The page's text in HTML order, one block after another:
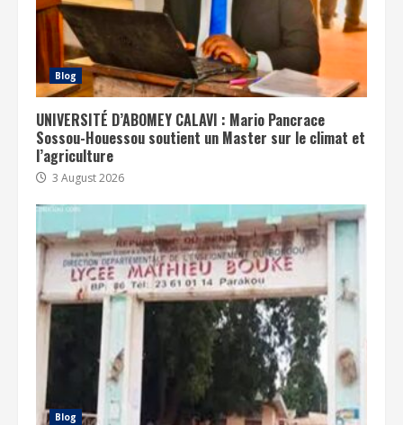
Blog
UNIVERSITÉ D’ABOMEY CALAVI : Mario Pancrace
Sossou-Houessou soutient un Master sur le climat et
l’agriculture
3 August 2026
Blog